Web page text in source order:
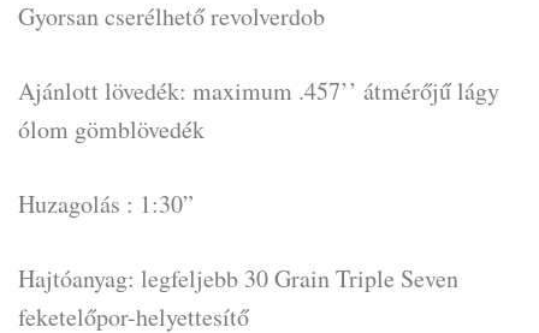
Gyorsan cserélhető revolverdob
Ajánlott lövedék: maximum .457’’ átmérőjű lágy
ólom gömblövedék
Huzagolás : 1:30”
Hajtóanyag: legfeljebb 30 Grain Triple Seven
feketelőpor-helyettesítő